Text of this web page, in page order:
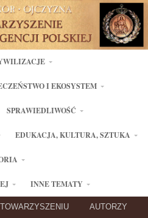
I EKOSYSTEM
SPRAWIEDLIWOŚĆ
EDUKACJA, KULTURA, SZTUKA
INNE TEMATY
AUTORZY